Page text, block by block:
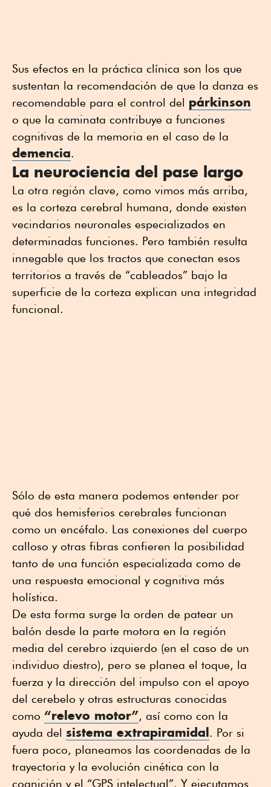
Sus efectos en la práctica clínica son los que
sustentan la recomendación de que la danza es
recomendable para el control del párkinson
o que la caminata contribuye a funciones
cognitivas de la memoria en el caso de la
demencia.
La neurociencia del pase largo
La otra región clave, como vimos más arriba,
es la corteza cerebral humana, donde existen
vecindarios neuronales especializados en
determinadas funciones. Pero también resulta
innegable que los tractos que conectan esos
territorios a través de “cableados” bajo la
superficie de la corteza explican una integridad
funcional.
Sólo de esta manera podemos entender por
qué dos hemisferios cerebrales funcionan
como un encéfalo. Las conexiones del cuerpo
calloso y otras fibras confieren la posibilidad
tanto de una función especializada como de
una respuesta emocional y cognitiva más
holística.
De esta forma surge la orden de patear un
balón desde la parte motora en la región
media del cerebro izquierdo (en el caso de un
individuo diestro), pero se planea el toque, la
fuerza y la dirección del impulso con el apoyo
del cerebelo y otras estructuras conocidas
como “relevo motor”, así como con la
ayuda del sistema extrapiramidal . Por si
fuera poco, planeamos las coordenadas de la
trayectoria y la evolución cinética con la
cognición y el “GPS intelectual”. Y ejecutamos